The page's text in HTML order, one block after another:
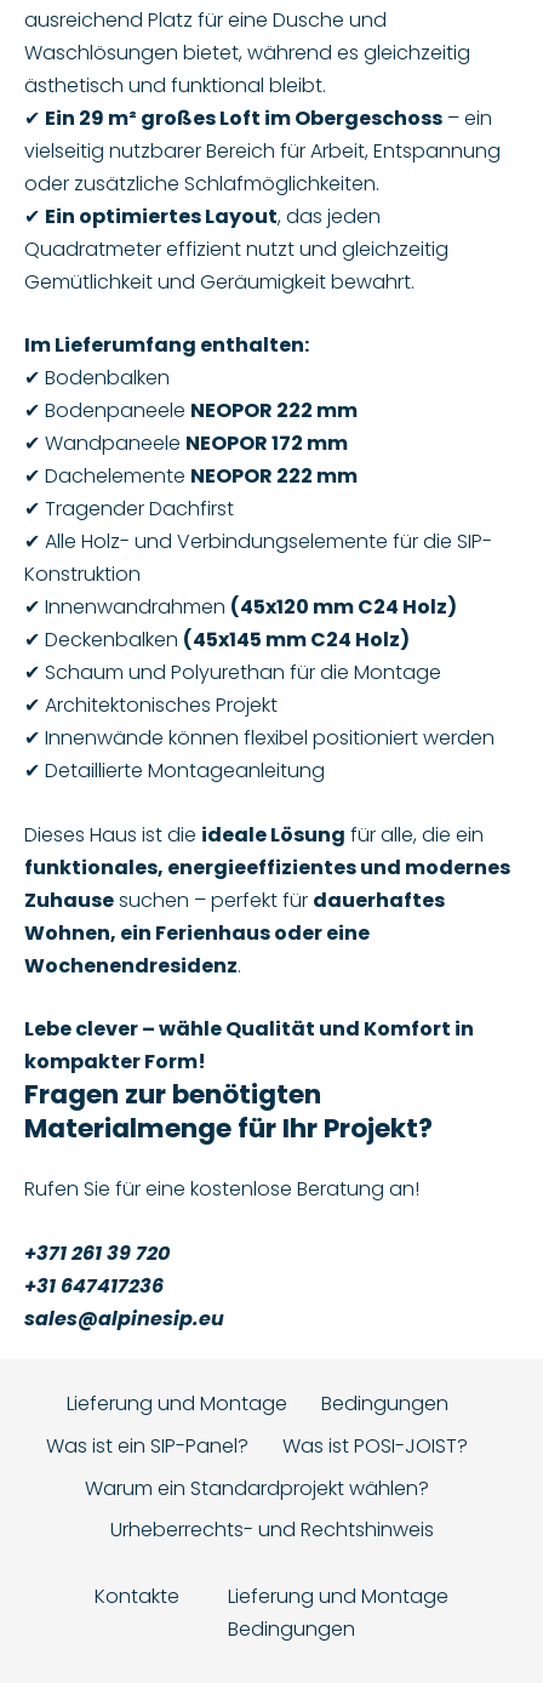
Fragen zur benötigten
Materialmenge für Ihr Projekt?
Rufen Sie für eine kostenlose Beratung an!
+371 261 39 720
+31 647417236
sales@alpinesip.eu
ausreichend Platz für eine Dusche und
Waschlösungen bietet, während es gleichzeitig
ästhetisch und funktional bleibt.
✔ Ein 29 m² großes Loft im Obergeschoss – ein
vielseitig nutzbarer Bereich für Arbeit, Entspannung
oder zusätzliche Schlafmöglichkeiten.
✔ Ein optimiertes Layout, das jeden
Quadratmeter effizient nutzt und gleichzeitig
Gemütlichkeit und Geräumigkeit bewahrt.
Im Lieferumfang enthalten:
✔ Bodenbalken
✔ Bodenpaneele NEOPOR 222 mm
✔ Wandpaneele NEOPOR 172 mm
✔ Dachelemente NEOPOR 222 mm
✔ Tragender Dachfirst
✔ Alle Holz- und Verbindungselemente für die SIP-
Konstruktion
✔ Innenwandrahmen (45x120 mm C24 Holz)
✔ Deckenbalken (45x145 mm C24 Holz)
✔ Schaum und Polyurethan für die Montage
✔ Architektonisches Projekt
✔ Innenwände können flexibel positioniert werden
✔ Detaillierte Montageanleitung
Dieses Haus ist die ideale Lösung für alle, die ein
funktionales, energieeffizientes und modernes
Zuhausesuchen – perfekt für dauerhaftes
Wohnen, ein Ferienhaus oder eine
Wochenendresidenz.
Lebe clever – wähle Qualität und Komfort in
kompakter Form!
Lieferung und Montage
Bedingungen
Was ist ein SIP-Panel?
Was ist POSI-JOIST?
Warum ein Standardprojekt wählen?
Urheberrechts- und Rechtshinweis
Kontakte
Lieferung und Montage
Bedingungen